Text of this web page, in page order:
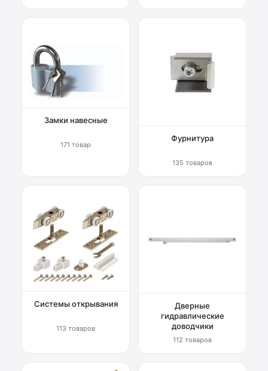
Замки навесные
171 товар
Фурнитура
135 товаров
Системы открывания
113 товаров
Дверные
гидравлические
доводчики
112 товаров